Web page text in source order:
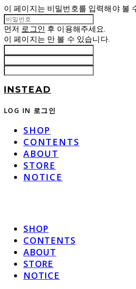
이 페이지는 비밀번호를 입력해야 볼
먼저 로그인 후 이용해주세요.
이 페이지는 만 볼 수 있습니다.
INSTEAD
LOG IN 로그인
SHOP
CONTENTS
ABOUT
STORE
NOTICE
SHOP
CONTENTS
ABOUT
STORE
NOTICE